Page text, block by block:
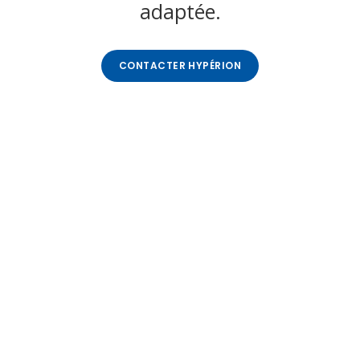
adaptée.
CONTACTER HYPÉRION